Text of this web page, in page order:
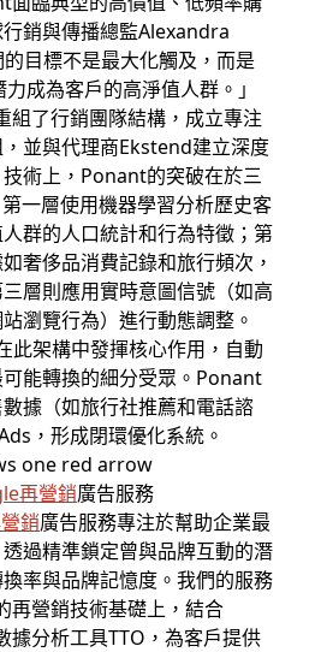
銷與傳播總監Alexandra
目標不是最大化觸及，而是
成為客戶的高淨值人群。」
了行銷團隊結構，成立專注
並與代理商Ekstend建立深度
術上，Ponant的突破在於三
一層使用機器學習分析歷史客
群的人口統計和行為特徵；第
奢侈品消費記錄和旅行頻次，
層則應用實時意圖信號（如高
瀏覽行為）進行動態調整。
架構中發揮核心作用，自動
能轉換的細分受眾。Ponant
據（如旅行社推薦和電話諮
，形成閉環優化系統。
再營銷廣告服務
銷廣告服務專注於幫助企業最
過精準鎖定曾與品牌互動的潛
率與品牌記憶度。我們的服務
再營銷技術基礎上，結合
據分析工具TTO，為客戶提供